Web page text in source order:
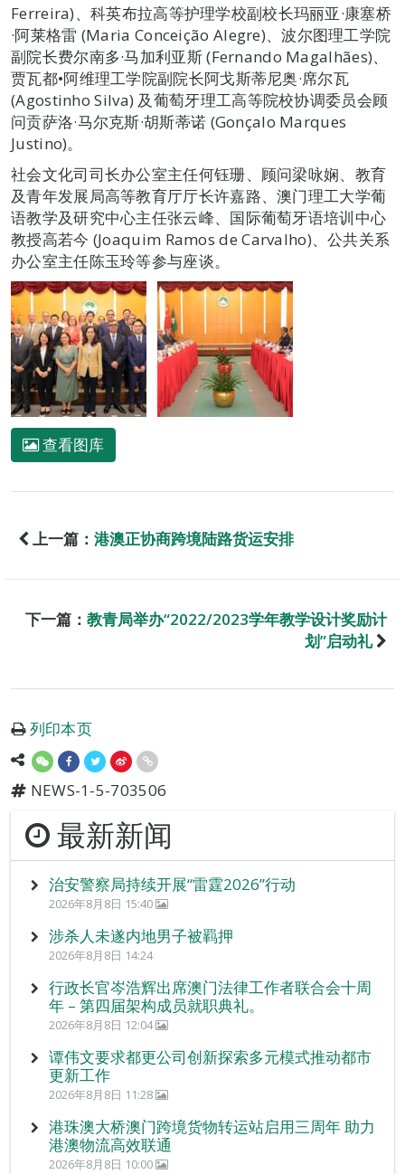
Ferreira)、科英布拉高等护理学校副校长玛丽亚·康塞桥
·阿莱格雷 (Maria Conceição Alegre)、波尔图理工学院
副院长费尔南多·马加利亚斯 (Fernando Magalhães)、
贾瓦都•阿维理工学院副院长阿戈斯蒂尼奥·席尔瓦
(Agostinho Silva) 及葡萄牙理工高等院校协调委员会顾
问贡萨洛·马尔克斯·胡斯蒂诺 (Gonçalo Marques
Justino)。
社会文化司司长办公室主任何钰珊、顾问梁咏娴、教育
及青年发展局高等教育厅厅长许嘉路、澳门理工大学葡
语教学及研究中心主任张云峰、国际葡萄牙语培训中心
教授高若今 (Joaquim Ramos de Carvalho)、公共关系
办公室主任陈玉玲等参与座谈。
查看图库
上一篇： 港澳正协商跨境陆路货运安排
下一篇： 教青局举办“2022/2023学年教学设计奖励计
划”启动礼
列印本页
NEWS-1-5-703506
最新新闻
治安警察局持续开展“雷霆2026”行动
2026年8月8日 15:40
涉杀人未遂内地男子被羁押
2026年8月8日 14:24
行政长官岑浩辉出席澳门法律工作者联合会十周
年 – 第四届架构成员就职典礼。
2026年8月8日 12:04
谭伟文要求都更公司创新探索多元模式推动都市
更新工作
2026年8月8日 11:28
港珠澳大桥澳门跨境货物转运站启用三周年 助力
港澳物流高效联通
2026年8月8日 10:00